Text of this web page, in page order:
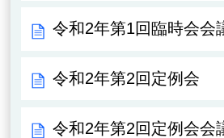
令和2年第1回臨時会会
令和2年第2回定例会
令和2年第2回定例会会